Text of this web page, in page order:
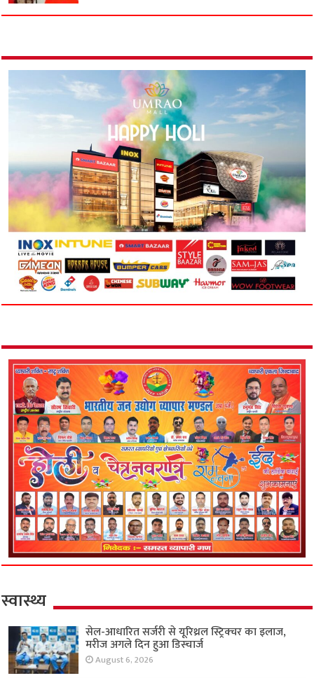
स्वास्थ्य
सेल-आधारित सर्जरी से यूरिथ्रल स्ट्रिक्चर का इलाज,
मरीज अगले दिन हुआ डिस्चार्ज
August 6, 2026